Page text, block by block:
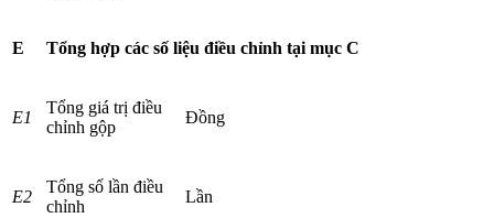
E Tổng hợp các số liệu điều chỉnh tại mục C
E1
Tổng giá trị điều
chỉnh gộp
Đồng
E2
Tổng số lần điều
chỉnh
Lần